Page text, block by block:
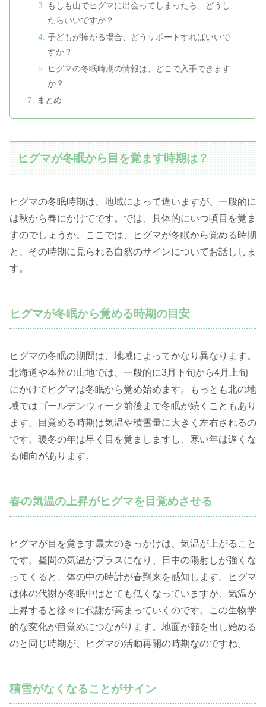
もしも山でヒグマに出会ってしまったら、どうし
たらいいですか？
子どもが怖がる場合、どうサポートすればいいで
すか？
ヒグマの冬眠時期の情報は、どこで入手できます
か？
まとめ
ヒグマが冬眠から目を覚ます時期は？
ヒグマの冬眠時期は、地域によって違いますが、一般的に
は秋から春にかけてです。では、具体的にいつ頃目を覚ま
すのでしょうか。ここでは、ヒグマが冬眠から覚める時期
と、その時期に見られる自然のサインについてお話ししま
す。
ヒグマが冬眠から覚める時期の目安
ヒグマの冬眠の期間は、地域によってかなり異なります。
北海道や本州の山地では、一般的に3月下旬から4月上旬
にかけてヒグマは冬眠から覚め始めます。もっとも北の地
域ではゴールデンウィーク前後まで冬眠が続くこともあり
ます。目覚める時期は気温や積雪量に大きく左右されるの
です。暖冬の年は早く目を覚ましますし、寒い年は遅くな
る傾向があります。
春の気温の上昇がヒグマを目覚めさせる
ヒグマが目を覚ます最大のきっかけは、気温が上がること
です。昼間の気温がプラスになり、日中の陽射しが強くな
ってくると、体の中の時計が春到来を感知します。ヒグマ
は体の代謝が冬眠中はとても低くなっていますが、気温が
上昇すると徐々に代謝が高まっていくのです。この生物学
的な変化が目覚めにつながります。地面が顔を出し始める
のと同じ時期が、ヒグマの活動再開の時期なのですね。
積雪がなくなることがサイン